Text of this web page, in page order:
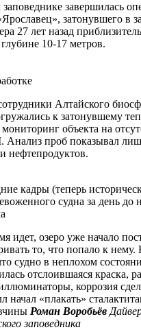
завершилась
затонувшего в
27 лет назад
10-17 метров.
Алтайского
к затонувшему
объекта на
Анализ проб показывал
нефтепродуктов.
кадры (теперь
судна за день до
идет, озеро уже начало
то, что попало к нему.
судно в неплохом
отслоившаяся краска,
коррозия
начал «плакать»
Роман Воробьёв
заповедника